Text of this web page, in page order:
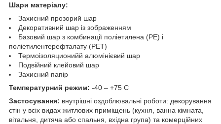
Шари матеріалу:
Захисний прозорий шар
Декоративний шар із зображенням
Базовий шар з комбинації поліетилена (PE) і
поліетилентерефталату (PET)
Термоізоляционийй алюмінієвий шар
Подвійний клейовий шар
Захисний папір
Температурний режим: -40 – +75 С
Застосування: внутрішні оздоблювальні роботи: декорування
стін у всіх видах житлових приміщень (кухня, ванна кімната,
вітальня, дитяча або спальня, вхідна група) та комерційних